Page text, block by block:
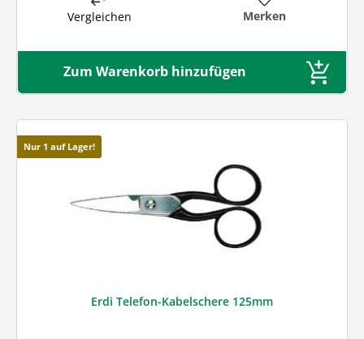
Vergleichen Merken
Zum Warenkorb hinzufügen
Nur 1 auf Lager!
Erdi Telefon-Kabelschere 125mm